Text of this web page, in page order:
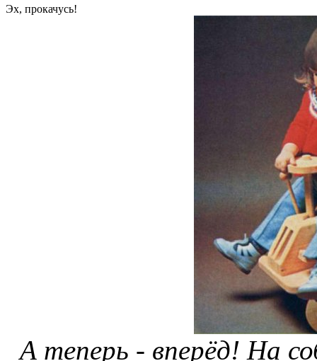
Эх, прокачусь!
А теперь - вперёд! На